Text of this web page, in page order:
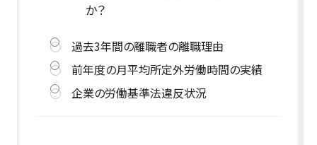
か？
過去3年間の離職者の離職理由
前年度の月平均所定外労働時間の実績
企業の労働基準法違反状況